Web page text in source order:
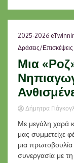
2025-2026
Δράσεις/Επισκέψεις
Μια
Δήμητρα
Με μεγάλη χαρά
μας συμμετείχε
μια
συνεργασία με